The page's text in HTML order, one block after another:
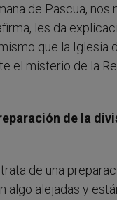
de Pascua,
les da
que la Iglesia
el misterio de la
de la
de una
algo alejadas y